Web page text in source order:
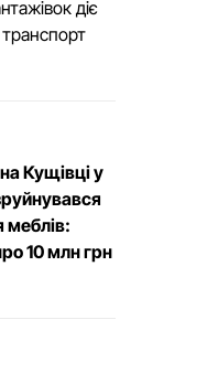
діє
Кущівці у
меблів:
10 млн грн